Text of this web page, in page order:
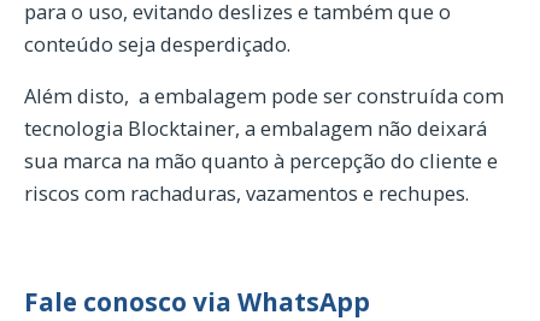
para o uso, evitando deslizes e também que o
conteúdo seja desperdiçado.
Além disto, a embalagem pode ser construída com
tecnologia Blocktainer, a embalagem não deixará
sua marca na mão quanto à percepção do cliente e
riscos com rachaduras, vazamentos e rechupes.
Fale conosco via WhatsApp